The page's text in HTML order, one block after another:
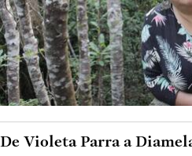
De Violeta Parra a